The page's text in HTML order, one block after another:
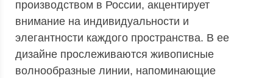
производством в России, акцентирует
внимание на индивидуальности и
элегантности каждого пространства. В ее
дизайне прослеживаются живописные
волнообразные линии, напоминающие